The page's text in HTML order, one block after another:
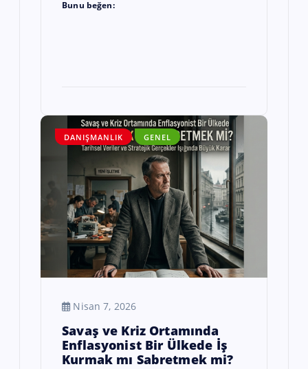
Bunu beğen:
DANIŞMANLIK GENEL
Nisan 7, 2026
Savaş ve Kriz Ortamında
Enflasyonist Bir Ülkede İş
Kurmak mı Sabretmek mi?